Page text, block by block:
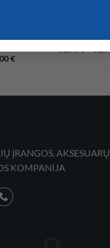
€Price
Inkaro
ĮRANGOS,
KOMPANIJA